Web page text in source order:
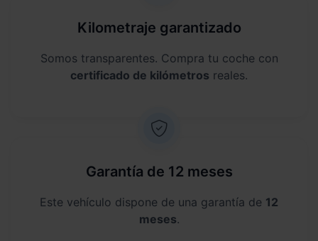
Kilometraje garantizado
Somos transparentes. Compra tu coche con
certificado de kilómetros reales.
Garantía de 12 meses
Este vehículo dispone de una garantía de 12
meses.